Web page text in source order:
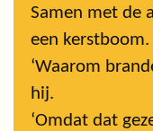
Samen met de
een kerstboom.
‘Waarom
hij.
‘Omdat dat